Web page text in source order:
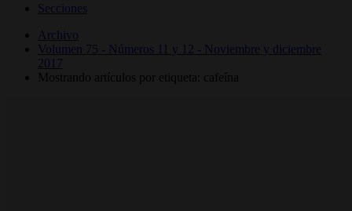
Secciones
Archivo
Volumen 75 - Números 11 y 12 - Noviembre y diciembre
2017
Mostrando artículos por etiqueta: cafeína